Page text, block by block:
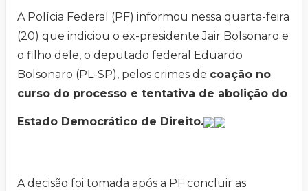
A Polícia Federal (PF) informou nessa quarta-feira
(20) que indiciou o ex-presidente Jair Bolsonaro e
o filho dele, o deputado federal Eduardo
Bolsonaro (PL-SP), pelos crimes de coação no
curso do processo e tentativa de abolição do
Estado Democrático de Direito.
A decisão foi tomada após a PF concluir as